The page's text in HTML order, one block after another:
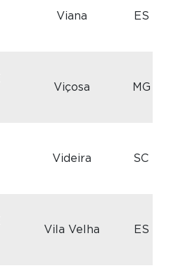
Viana ES
Viçosa MG
Videira SC
Vila Velha ES